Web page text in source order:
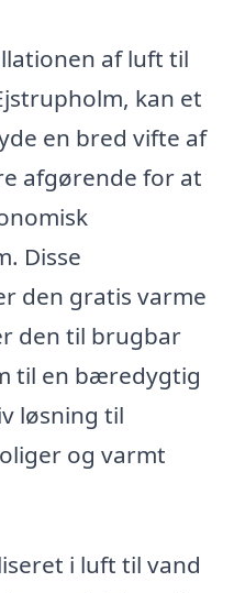
af luft til
kan et
en bred vifte af
afgørende for at
Disse
den gratis varme
den til brugbar
til en bæredygtig
løsning til
og varmt
i luft til vand